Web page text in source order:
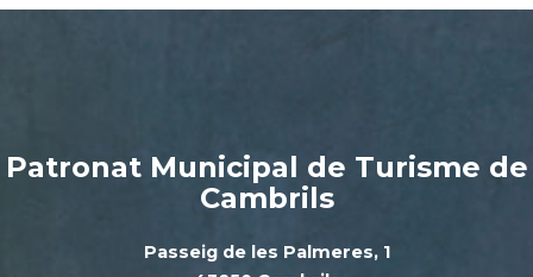
Patronat Municipal de Turisme de
Cambrils
Passeig de les Palmeres, 1